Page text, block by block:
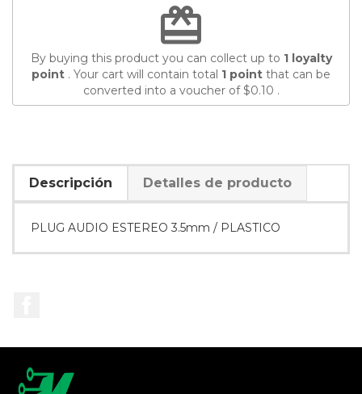
redeem
By buying this product you can collect up to 1loyalty
point . Your cart will contain total 1 point that can be
converted into a voucher of$0.10 .
Descripción Detalles de producto
PLUG AUDIO ESTEREO 3.5mm / PLASTICO